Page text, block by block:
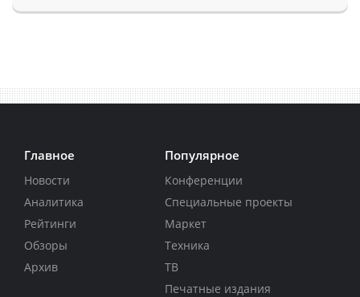
Главное
Новости
Аналитика
Рейтинги
Обзоры
Архив
Популярное
Конференции
Специальные проекты
Маркет
Техника
ТВ
Печатные издания